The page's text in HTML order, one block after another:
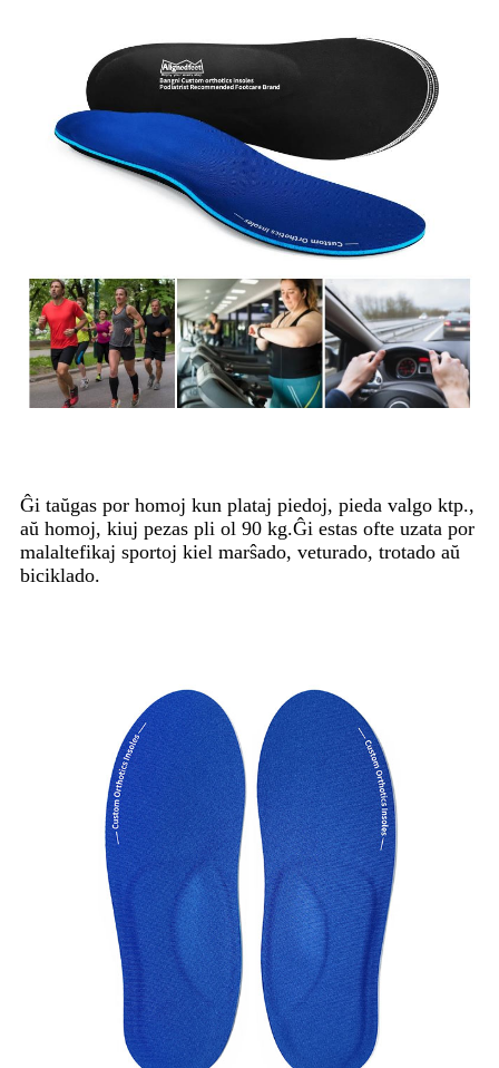
Ĝi taŭgas por homoj kun plataj piedoj, pieda valgo ktp.,
aŭ homoj, kiuj pezas pli ol 90 kg.Ĝi estas ofte uzata por
malaltefikaj sportoj kiel marŝado, veturado, trotado aŭ
biciklado.